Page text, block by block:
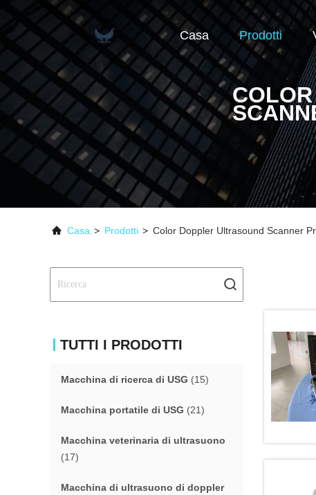
Casa Prodotti
Casa. > Prodotti > Color Doppler Ultrasound Scanner
TUTTI I PRODOTTI
Macchina di ricerca di USG (15)
Macchina portatile di USG (21)
Macchina veterinaria di ultrasuono
(17)
Macchina di ultrasuono di doppler